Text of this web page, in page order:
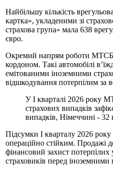
Найбільшу кількість
картка», укладеними зі
страхова група» мала 638
євро.
Окремий напрям роботи МТСБУ
кордоном. Такі автомобілі
емітованими іноземними
відшкодування потерпілим за
У І кварталі 2026 року
страхових випадків
випадків, Німеччині -
Підсумки І кварталу 2026
операційно стійким. Продажі
фінансовий захист
страховиків перед іноземними